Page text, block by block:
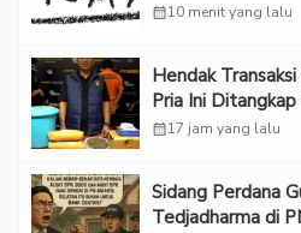
calendar_month10 menit yang lalu
Hendak
Pria Ini
calendar_month17 jam yang lalu
Sidang Perdana
Tedjadharma di